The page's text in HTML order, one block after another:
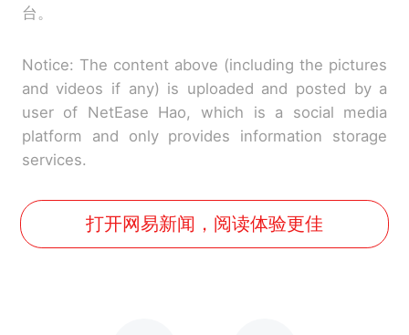
台。
Notice: The content above (including the pictures
and videos if any) is uploaded and posted by a
user of NetEase Hao, which is a social media
platform and only provides information storage
services.
打开网易新闻，阅读体验更佳